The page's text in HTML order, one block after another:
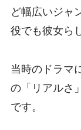
ど幅広いジャ
役でも彼女ら
当時のドラマ
の「リアルさ
です。